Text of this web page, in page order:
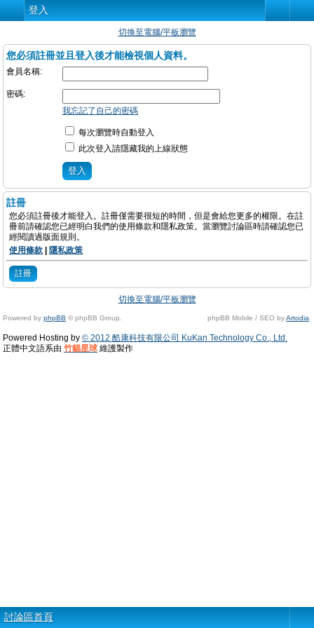
登入
切換至電腦/平板瀏覽
您必須註冊並且登入後才能檢視個人資料。
會員名稱:
密碼:
我忘記了自己的密碼
每次瀏覽時自動登入
此次登入請隱藏我的上線狀態
註冊
您必須註冊後才能登入。註冊僅需要很短的時間，但是會給您更多的權限。在註
冊前請確認您已經明白我們的使用條款和隱私政策。當瀏覽討論區時請確認您已
經閱讀過版面規則。
使用條款
隱私政策
註冊
切換至電腦/平板瀏覽
Powered by phpBB © phpBB Group. phpBB Mobile / SEO byArtodia
Powered Hosting by © 2012 酷康科技有限公司 KuKan Technology Co., Ltd.
正體中文語系由 竹貓星球 維護製作
討論區首頁